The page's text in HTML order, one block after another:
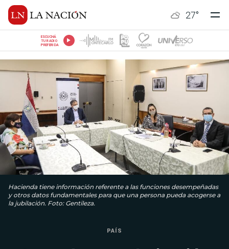
27°
ESCUCHÁ
TU RADIO
PREFERIDA
Hacienda tiene información referente a las funciones desempeñadas
y otros datos fundamentales para que una persona pueda acogerse a
la jubilación. Foto: Gentileza.
PAÍS